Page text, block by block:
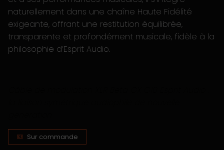
naturellement dans une chaîne Haute Fidélité
exigeante, offrant une restitution équilibrée,
transparente et profondément musicale, fidèle à la
philosophie d’Esprit Audio.
Sur commande